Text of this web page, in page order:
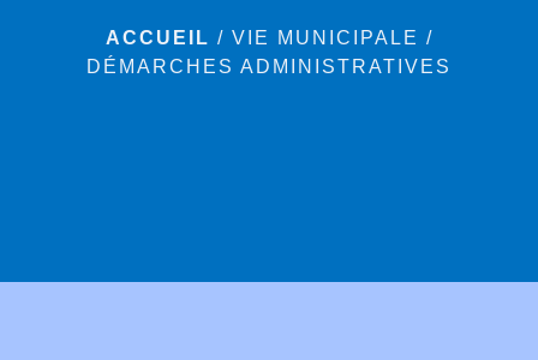
ACCUEIL / VIE MUNICIPALE /
DÉMARCHES ADMINISTRATIVES